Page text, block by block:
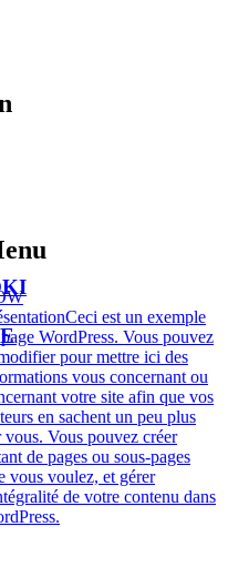
Ceci est un exemple
WordPress. Vous pouvez
pour mettre ici des
vous concernant ou
votre site afin que vos
en sachent un peu plus
vous. Vous pouvez créer
de pages ou sous-pages
vous voulez, et gérer
de votre contenu dans